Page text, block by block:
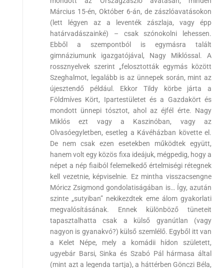
Március 15-én, Október 6-án, de zászlóavatásokon
(lett légyen az a leventék zászlaja, vagy épp
határvadászainké) – csak szónokolni lehessen.
Ebből a szempontból is egymásra talált
gimnáziumunk igazgatójával, Nagy Miklóssal. A
rossznyelvek szerint „felosztották egymás között
Szeghalmot, legalább is az ünnepek során, mint az
újesztendő például. Ekkor Tildy körbe járta a
Földmíves Kört, Ipartestületet és a Gazdakört és
mondott ünnepi tósztot, ahol az éjfél érte. Nagy
Miklós ezt vagy a Kaszinóban, vagy az
Olvasóegyletben, esetleg a Kávéházban követte el.
De nem csak ezen esetekben működtek együtt,
hanem volt egy közös fixa ideájuk, mégpedig, hogy a
népet a nép fiaiból felemelkedő értelmiségi rétegnek
kell vezetnie, képviselnie. Ez mintha visszacsengne
Móricz Zsigmond gondolatiságában is… Így, azután
szinte „sutyiban” nekikezdtek eme álom gyakorlati
megvalósításának. Ennek különböző tüneteit
tapasztalhatta csak a külső gyanútlan (vagy
nagyon is gyanakvó?) külső szemlélő. Egyből itt van
a Kelet Népe, mely a komádii hídon született,
ugyebár Barsi, Sinka és Szabó Pál hármasa által
(mint azt a legenda tartja), a háttérben Gönczi Béla,